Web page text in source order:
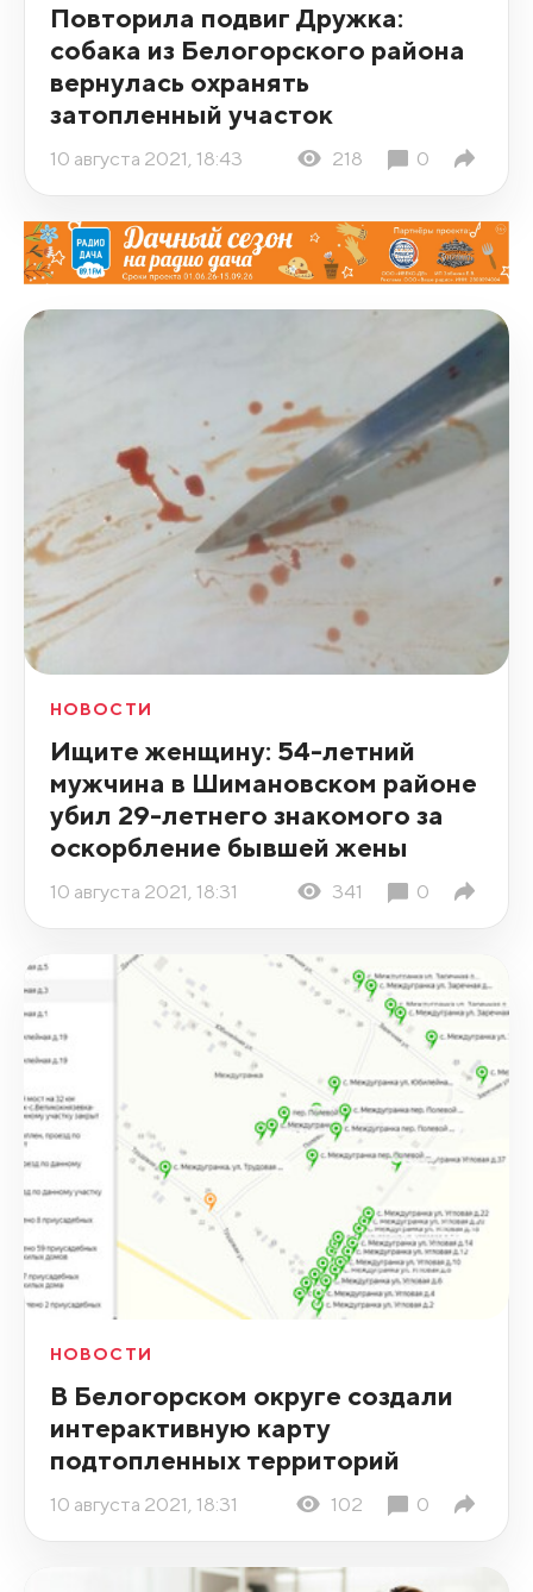
Повторила подвиг Дружка:
собака из Белогорского района
вернулась охранять
затопленный участок
10 августа 2021, 18:43 218 0
НОВОСТИ
Ищите женщину: 54-летний
мужчина в Шимановском районе
убил 29-летнего знакомого за
оскорбление бывшей жены
10 августа 2021, 18:31 341 0
НОВОСТИ
В Белогорском округе создали
интерактивную карту
подтопленных территорий
10 августа 2021, 18:31 102 0